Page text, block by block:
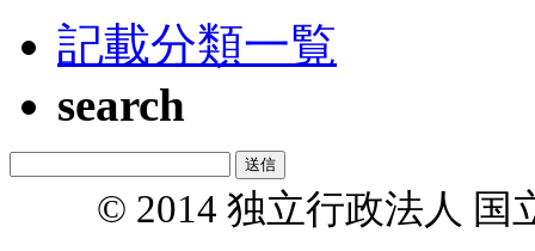
記載分類一覧
search
© 2014 独立行政法人 国